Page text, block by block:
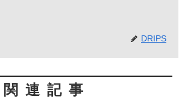
DRIPS
関連記事